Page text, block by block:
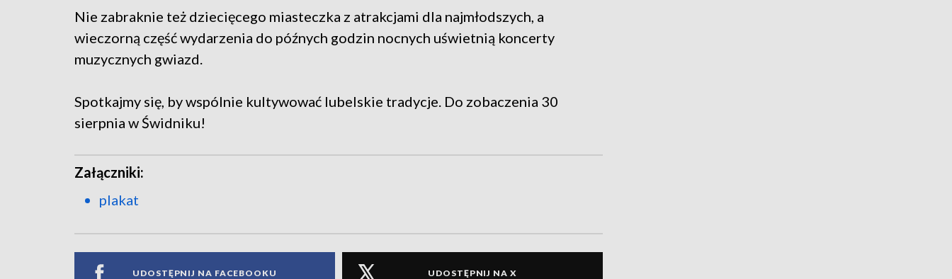
Nie zabraknie też dziecięcego miasteczka z atrakcjami dla najmłodszych, a
wieczorną część wydarzenia do późnych godzin nocnych uświetnią koncerty
muzycznych gwiazd.
Spotkajmy się, by wspólnie kultywować lubelskie tradycje. Do zobaczenia 30
sierpnia w Świdniku!
Załączniki:
plakat
UDOSTĘPNIJ NA FACEBOOKU UDOSTĘPNIJ NA X